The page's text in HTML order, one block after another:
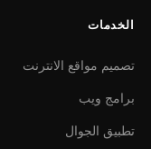
الخدمات
تصميم مواقع الانترنت
برامج ويب
تطبيق الجوال